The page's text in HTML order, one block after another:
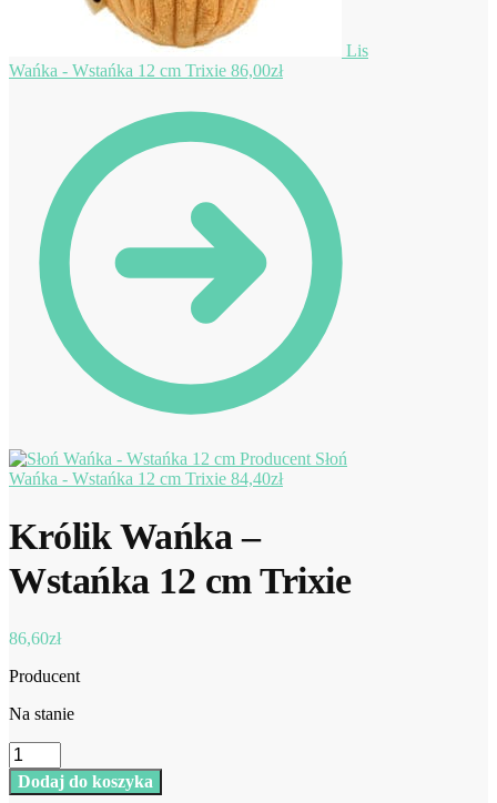
Lis
Wańka - Wstańka 12 cm Trixie 86,00zł
Słoń
Wańka - Wstańka 12 cm Trixie 84,40zł
Królik Wańka –
Wstańka 12 cm Trixie
86,60zł
Producent
Na stanie
ilość
Królik
Wańka
Dodaj do koszyka